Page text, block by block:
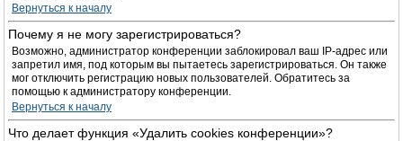
Вернуться к началу
Почему я не могу зарегистрироваться?
Возможно, администратор конференции заблокировал ваш IP-адрес или
запретил имя, под которым вы пытаетесь зарегистрироваться. Он также
мог отключить регистрацию новых пользователей. Обратитесь за
помощью к администратору конференции.
Вернуться к началу
Что делает функция «Удалить cookies конференции»?